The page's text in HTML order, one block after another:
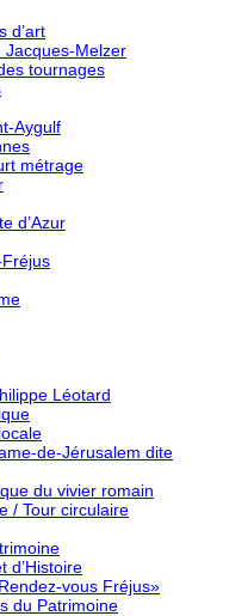
d’art
Jacques-Melzer
tournages
Aygulf
métrage
d’Azur
Léotard
de-Jérusalem dite
du vivier romain
/ Tour circulaire
d’Histoire
vous Fréjus»
du Patrimoine